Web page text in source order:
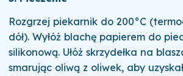
Rozgrzej piekarnik do 200°C
dół). Wyłóż blachę papierem do
silikonową. Ułóż skrzydełka na
smarując oliwą z oliwek, aby